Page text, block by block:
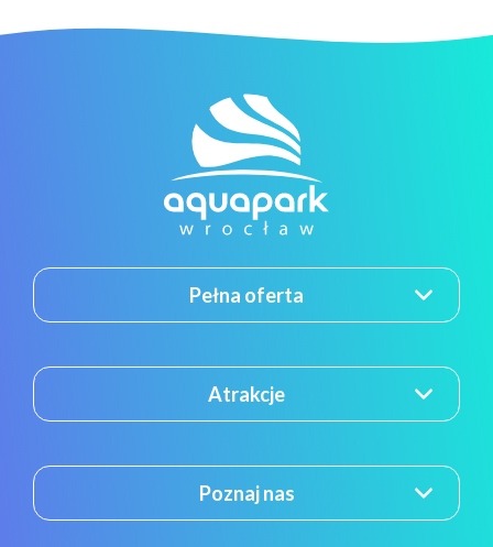
Pełna oferta
Atrakcje
Poznaj nas